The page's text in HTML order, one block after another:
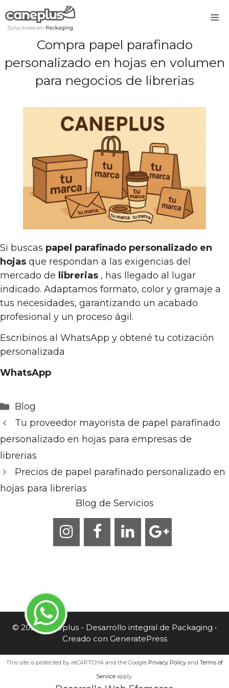
al
Compra papel parafinado
personalizado en hojas en volumen
para negocios de librerias
Si buscas papel parafinado personalizado en
hojas que respondan a las exigencias del
mercado de librerias , has llegado al lugar
indicado. Adaptamos formato, color y gramaje a
tus necesidades, garantizando un acabado
profesional y un proceso ágil.
Escribinos al WhatsApp y obtené tu cotización
personalizada
WhatsApp
Categorías
Blog
Tu proveedor mayorista de papel parafinado
personalizado en hojas para empresas de
librerias
Precios de papel parafinado personalizado en
hojas para librerias
Blog de Servicios
© 2026 Caneplus - Desarrollo integral de Packaging •
Creado con GeneratePress
This site is protected by reCAPTCHA and the Google Privacy Policy and Terms of
Service apply.